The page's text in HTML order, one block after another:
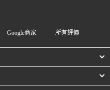
Google商家 所有評價